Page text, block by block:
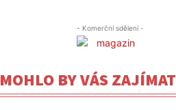
- Komerční sdělení -
MOHLO BY VÁS ZAJÍMAT